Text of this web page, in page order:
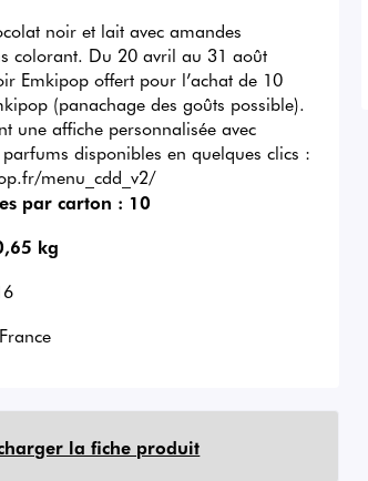
noir et lait avec amandes
colorant. Du 20 avril au 31 août
Emkipop offert pour l’achat de 10
(panachage des goûts possible).
une affiche personnalisée avec
disponibles en quelques clics :
menu_cdd_v2/
par carton : 10
kg
France
la fiche produit